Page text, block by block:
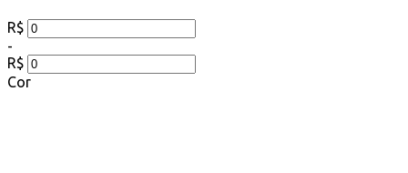
R$
-
R$
Cor